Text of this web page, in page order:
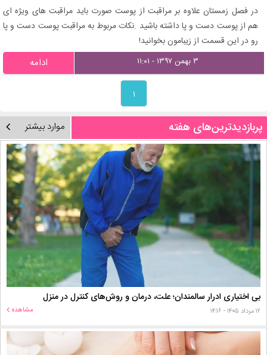
در فصل زمستان علاوه بر مراقبت از پوست صورت باید مراقبت های ویژه ای
هم از پوست دست و پا داشته باشید .نکات مربوط به مراقبت پوست دست و پا
رو در این قسمت از زیبامون بخوانید!
۳ بهمن ۱۳۹۷ - ۱۱:۰۱ ادامه
۱
پربازدیدترین‌های هفته موارد بیشتر
بی اختیاری ادرار سالمندان؛ علت، درمان و روش‌های کنترل در منزل
۱۲ مرداد ۱۴۰۵ - ۱۴:۱۶ مشاهده